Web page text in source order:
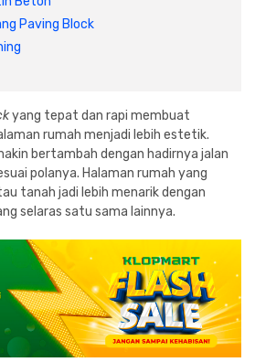
Kimia
Paving Block
yang tepat dan rapi membuat
rumah menjadi lebih estetik.
bertambah dengan hadirnya jalan
polanya. Halaman rumah yang
tanah jadi lebih menarik dengan
selaras satu sama lainnya.